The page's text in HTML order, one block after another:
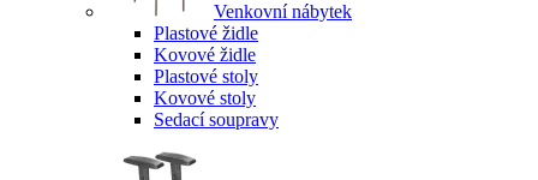
Venkovní nábytek
Plastové židle
Kovové židle
Plastové stoly
Kovové stoly
Sedací soupravy